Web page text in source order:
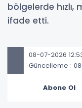
bölgelerde hızlı,
ifade etti.
08-07-2026
Güncelleme :
Abone Ol